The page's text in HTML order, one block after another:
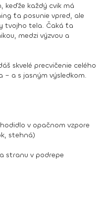
keďže každý cvik má
ťa posunie vpred, ale
tvojho tela. Čaká ťa
medzi výzvou a
skvelé precvičenie celého
a s jasným výsledkom.
v opačnom vzpore
stehná)
stranu v podrepe